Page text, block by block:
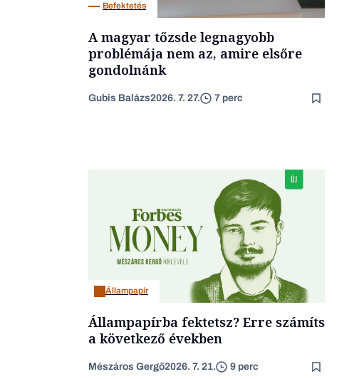
Befektetés
A magyar tőzsde legnagyobb
problémája nem az, amire elsőre
gondolnánk
Gubis Balázs2026. 7. 27. 7 perc
Állampapír
Állampapírba fektetsz? Erre számíts
a következő években
Mészáros Gergő2026. 7. 21. 9 perc